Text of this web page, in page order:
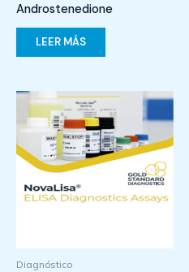
Androstenedione
LEER MÁS
Diagnóstico